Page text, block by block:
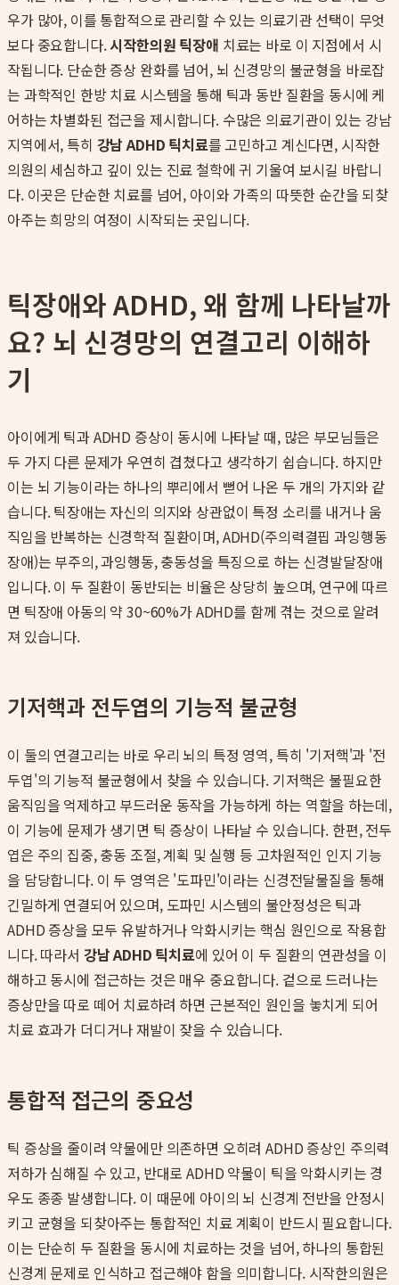
우가 많아, 이를 통합적으로 관리할 수 있는 의료기관 선택이 무엇
보다 중요합니다.시작한의원 틱장애 치료는 바로 이 지점에서 시
작됩니다. 단순한 증상 완화를 넘어, 뇌 신경망의 불균형을 바로잡
는 과학적인 한방 치료 시스템을 통해 틱과 동반 질환을 동시에 케
어하는 차별화된 접근을 제시합니다. 수많은 의료기관이 있는 강남
지역에서, 특히 강남 ADHD 틱치료를 고민하고 계신다면, 시작한
의원의 세심하고 깊이 있는 진료 철학에 귀 기울여 보시길 바랍니
다. 이곳은 단순한 치료를 넘어, 아이와 가족의 따뜻한 순간을 되찾
아주는 희망의 여정이 시작되는 곳입니다.
틱장애와 ADHD, 왜 함께 나타날까
요? 뇌 신경망의 연결고리 이해하
기
아이에게 틱과 ADHD 증상이 동시에 나타날 때, 많은 부모님들은
두 가지 다른 문제가 우연히 겹쳤다고 생각하기 쉽습니다. 하지만
이는 뇌 기능이라는 하나의 뿌리에서 뻗어 나온 두 개의 가지와 같
습니다. 틱장애는 자신의 의지와 상관없이 특정 소리를 내거나 움
직임을 반복하는 신경학적 질환이며, ADHD(주의력결핍 과잉행동
장애)는 부주의, 과잉행동, 충동성을 특징으로 하는 신경발달장애
입니다. 이 두 질환이 동반되는 비율은 상당히 높으며, 연구에 따르
면 틱장애 아동의 약 30~60%가 ADHD를 함께 겪는 것으로 알려
져 있습니다.
기저핵과 전두엽의 기능적 불균형
이 둘의 연결고리는 바로 우리 뇌의 특정 영역, 특히 '기저핵'과 '전
두엽'의 기능적 불균형에서 찾을 수 있습니다. 기저핵은 불필요한
움직임을 억제하고 부드러운 동작을 가능하게 하는 역할을 하는데,
이 기능에 문제가 생기면 틱 증상이 나타날 수 있습니다. 한편, 전두
엽은 주의 집중, 충동 조절, 계획 및 실행 등 고차원적인 인지 기능
을 담당합니다. 이 두 영역은 '도파민'이라는 신경전달물질을 통해
긴밀하게 연결되어 있으며, 도파민 시스템의 불안정성은 틱과
ADHD 증상을 모두 유발하거나 악화시키는 핵심 원인으로 작용합
니다. 따라서 강남 ADHD 틱치료에 있어 이 두 질환의 연관성을 이
해하고 동시에 접근하는 것은 매우 중요합니다. 겉으로 드러나는
증상만을 따로 떼어 치료하려 하면 근본적인 원인을 놓치게 되어
치료 효과가 더디거나 재발이 잦을 수 있습니다.
통합적 접근의 중요성
틱 증상을 줄이려 약물에만 의존하면 오히려 ADHD 증상인 주의력
저하가 심해질 수 있고, 반대로 ADHD 약물이 틱을 악화시키는 경
우도 종종 발생합니다. 이 때문에 아이의 뇌 신경계 전반을 안정시
키고 균형을 되찾아주는 통합적인 치료 계획이 반드시 필요합니다.
이는 단순히 두 질환을 동시에 치료하는 것을 넘어, 하나의 통합된
신경계 문제로 인식하고 접근해야 함을 의미합니다. 시작한의원은